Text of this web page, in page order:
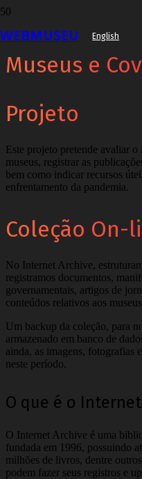
WEBMUSEU English
Museus e
Projeto
Este projeto pretende avaliar
museus, registrar as
bem como indicar recursos
enfrentamento da pandemia.
Coleção On-
No Internet Archive,
registramos documentos,
governamentais, artigos de
conteúdos relativos aos
Um backup da coleção, para
armazenado em banco de
ainda, as imagens, fotografias
neste período.
O que é o
O Internet Archive é uma
fundada em 1996, possuindo
milhões de livros, dentre
podem fazer seus registros e